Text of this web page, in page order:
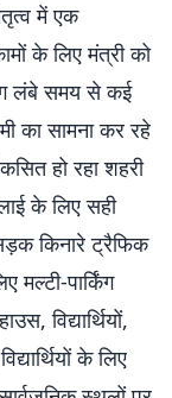
में एक
के लिए मंत्री को
लंबे समय से कई
का सामना कर रहे
हो रहा शहरी
के लिए सही
किनारे ट्रैफिक
पार्किंग
विद्यार्थियों,
के लिए